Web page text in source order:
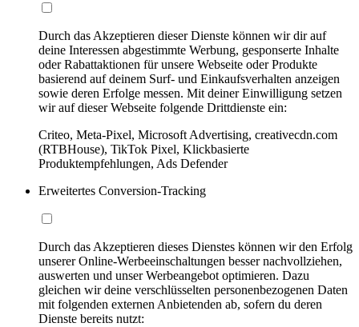
Durch das Akzeptieren dieser Dienste können wir dir auf
deine Interessen abgestimmte Werbung, gesponserte Inhalte
oder Rabattaktionen für unsere Webseite oder Produkte
basierend auf deinem Surf- und Einkaufsverhalten anzeigen
sowie deren Erfolge messen. Mit deiner Einwilligung setzen
wir auf dieser Webseite folgende Drittdienste ein:
Criteo, Meta-Pixel, Microsoft Advertising, creativecdn.com
(RTBHouse), TikTok Pixel, Klickbasierte
Produktempfehlungen, Ads Defender
Erweitertes Conversion-Tracking
Durch das Akzeptieren dieses Dienstes können wir den Erfolg
unserer Online-Werbeeinschaltungen besser nachvollziehen,
auswerten und unser Werbeangebot optimieren. Dazu
gleichen wir deine verschlüsselten personenbezogenen Daten
mit folgenden externen Anbietenden ab, sofern du deren
Dienste bereits nutzt: